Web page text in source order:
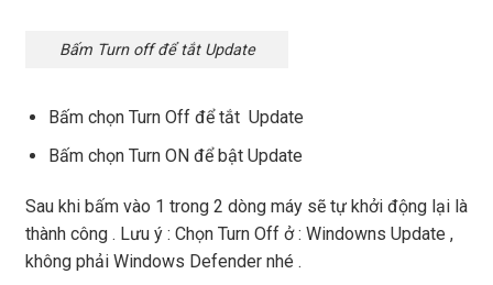
Bấm Turn off để tắt Update
Bấm chọn Turn Off để tắt Update
Bấm chọn Turn ON để bật Update
Sau khi bấm vào 1 trong 2 dòng máy sẽ tự khởi động lại là
thành công . Lưu ý : Chọn Turn Off ở : Windowns Update ,
không phải Windows Defender nhé .